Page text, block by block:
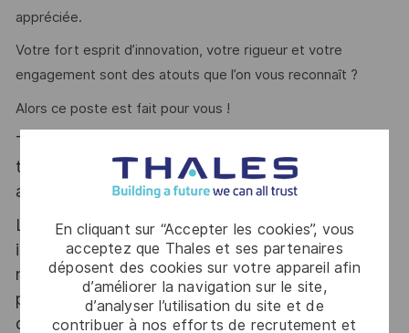
En cliquant sur “Accepter les cookies”, vous
acceptez que Thales et ses partenaires
déposent des cookies sur votre appareil afin
d’améliorer la navigation sur le site,
d’analyser l’utilisation du site et de
contribuer à nos efforts de recrutement et
appréciée.
Votre fort esprit d’innovation, votre rigueur et votre
engagement sont des atouts que l’on vous reconnaît ?
Alors ce poste est fait pour vous !
Thales, entreprise Handi-Engagée, reconnait
tous les talents. La diversité est notre meilleur
atout. Postulez et rejoignez nous !
Le poste pouvant nécessiter d'accéder à des
informations relevant du secret de la défense
nationale, la personne retenue fera l'objet d'une
procédure d’habilitation, conformément aux
dispositions des articles R.2311-1 et suivants du